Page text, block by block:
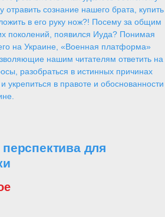
сознание нашего брата, купить
в его руку нож?! Посему за общим
поколений, появился Иуда? Понимая
на Украине, «Военная платформа»
нашим читателям ответить на
разобраться в истинных причинах
укрепиться в правоте и обоснованности
для